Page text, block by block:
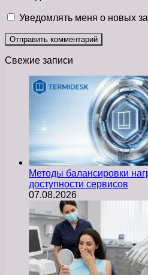
Уведомлять меня о новых
Свежие записи
Методы балансировки
доступности сервисов
07.08.2026